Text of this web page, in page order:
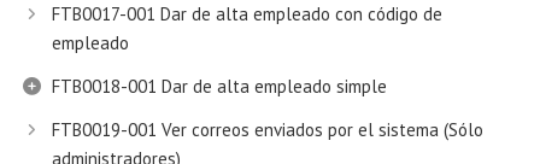
FTB0017-001 Dar de alta empleado con código de
empleado
FTB0018-001 Dar de alta empleado simple
FTB0019-001 Ver correos enviados por el sistema (Sólo
administradores)